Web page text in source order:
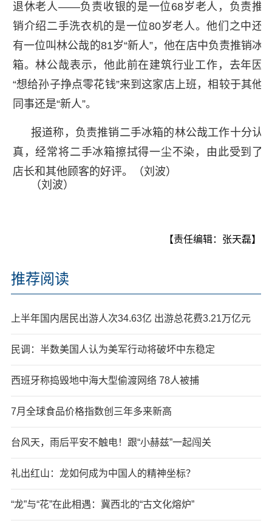
退休老人——负责收银的是一位68岁老人，负责推
销介绍二手洗衣机的是一位80岁老人。他们之中还
有一位叫林公哉的81岁“新人”，他在店中负责推销冰
箱。林公哉表示，他此前在建筑行业工作，去年因
“想给孙子挣点零花钱”来到这家店上班，相较于其他
同事还是“新人”。
报道称，负责推销二手冰箱的林公哉工作十分认
真，经常将二手冰箱擦拭得一尘不染，由此受到了
店长和其他顾客的好评。（刘波）
（刘波）
【责任编辑：张天磊】
推荐阅读
上半年国内居民出游人次34.63亿 出游总花费3.21万亿元
民调：半数美国人认为美军行动将破坏中东稳定
西班牙称捣毁地中海大型偷渡网络 78人被捕
7月全球食品价格指数创三年多来新高
台风天，雨后平安不触电！跟“小赫兹”一起闯关
礼出红山：龙如何成为中国人的精神坐标？
“龙”与“花”在此相遇：冀西北的“古文化熔炉”